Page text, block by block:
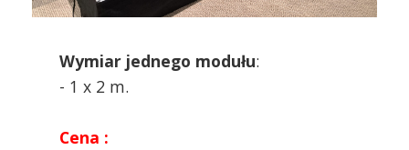
Wymiar jednego modułu:
- 1 x 2 m.
Cena :